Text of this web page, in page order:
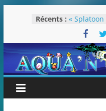
Récents : «
« Dans
Potter »
Pokémon
révolution
Attentes